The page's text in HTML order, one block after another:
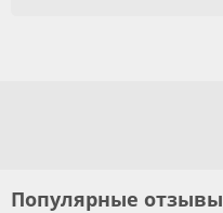
Популярные отзывы